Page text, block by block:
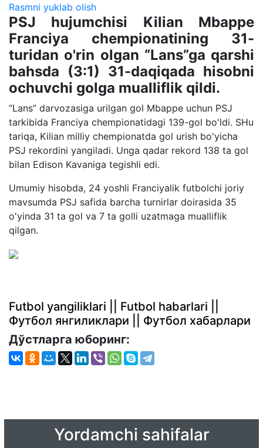
Rasmni yuklab olish
PSJ hujumchisi Kilian Mbappe
Franciya chempionatining 31-
turidan o'rin olgan “Lans”ga qarshi
bahsda (3:1) 31-daqiqada hisobni
ochuvchi golga mualliflik qildi.
“Lans” darvozasiga urilgan gol Mbappe uchun PSJ
tarkibida Franciya chempionatidagi 139-gol bo'ldi. SHu
tariqa, Kilian milliy chempionatda gol urish bo'yicha
PSJ rekordini yangiladi. Unga qadar rekord 138 ta gol
bilan Edison Kavaniga tegishli edi.
Umumiy hisobda, 24 yoshli Franciyalik futbolchi joriy
mavsumda PSJ safida barcha turnirlar doirasida 35
o'yinda 31 ta gol va 7 ta golli uzatmaga mualliflik
qilgan.
Futbol yangiliklari || Futbol habarlari ||
Футбол янгиликлари || Футбол хабарлари
Дўстларга юборинг:
Yordamchi sahifalar